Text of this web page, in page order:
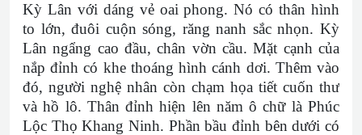
Kỳ Lân với dáng vẻ oai phong. Nó có thân hình
to lớn, đuôi cuộn sóng, răng nanh sắc nhọn. Kỳ
Lân ngẩng cao đầu, chân vờn cầu. Mặt cạnh của
nắp đỉnh có khe thoáng hình cánh dơi. Thêm vào
đó, người nghệ nhân còn chạm họa tiết cuốn thư
và hồ lô. Thân đỉnh hiện lên năm ô chữ là Phúc
Lộc Thọ Khang Ninh. Phần bầu đỉnh bên dưới có